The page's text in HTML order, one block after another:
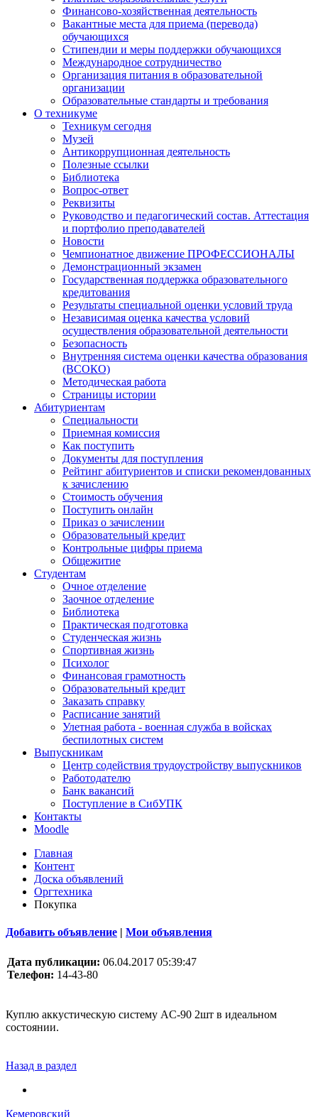
Финансово-хозяйственная деятельность
Вакантные места для приема (перевода)
обучающихся
Стипендии и меры поддержки обучающихся
Международное сотрудничество
Организация питания в образовательной
организации
Образовательные стандарты и требования
О техникуме
Техникум сегодня
Музей
Антикоррупционная деятельность
Полезные ссылки
Библиотека
Вопрос-ответ
Реквизиты
Руководство и педагогический состав. Аттестация
и портфолио преподавателей
Новости
Чемпионатное движение ПРОФЕССИОНАЛЫ
Демонстрационный экзамен
Государственная поддержка образовательного
кредитования
Результаты специальной оценки условий труда
Независимая оценка качества условий
осуществления образовательной деятельности
Безопасность
Внутренняя система оценки качества образования
(ВСОКО)
Методическая работа
Страницы истории
Абитуриентам
Специальности
Приемная комиссия
Как поступить
Документы для поступления
Рейтинг абитуриентов и списки рекомендованных
к зачислению
Стоимость обучения
Поступить онлайн
Приказ о зачислении
Образовательный кредит
Контрольные цифры приема
Общежитие
Студентам
Очное отделение
Заочное отделение
Библиотека
Практическая подготовка
Студенческая жизнь
Спортивная жизнь
Психолог
Финансовая грамотность
Образовательный кредит
Заказать справку
Расписание занятий
Улетная работа - военная служба в войсках
беспилотных систем
Выпускникам
Центр содействия трудоустройству выпускников
Работодателю
Банк вакансий
Поступление в СибУПК
Контакты
Moodle
Главная
Контент
Доска объявлений
Оргтехника
Покупка
Добавить объявление | Мои объявления
Дата публикации: 06.04.2017 05:39:47
Телефон: 14-43-80
Куплю аккустическую систему AC-90 2шт в идеальном
состоянии.
Назад в раздел
Кемеровский